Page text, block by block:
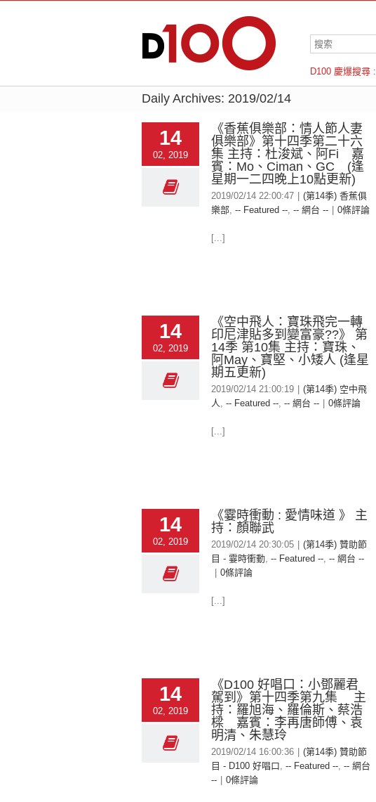
D100 慶爆搜尋 :
羅倫斯
Daily Archives: 2019/02/14
14
02, 2019
《香蕉俱樂部：情人節人妻
俱樂部》第十四季第二十六
集 主持：杜浚斌、阿Fi 嘉
賓：Mo、Ciman、GC (逢
星期一二四晚上10點更新)
2019/02/14 22:00:47
(第14季) 香蕉俱
樂部, -- Featured --, -- 網台 -- 0條評論
[...]
14
02, 2019
《空中飛人：寶珠飛完一轉
印尼津貼多到變富豪??》 第
14季 第10集 主持：寶珠、
阿May、寶堅、小矮人 (逢星
期五更新)
2019/02/14 21:00:19
(第14季) 空中飛
人, -- Featured --, -- 網台 -- 0條評論
[...]
14
02, 2019
《霎時衝動 : 愛情味道 》 主
持：顏聯武
2019/02/14 20:30:05
(第14季) 贊助節
目 - 霎時衝動, -- Featured --, -- 網台 --
0條評論
[...]
14
02, 2019
《D100 好唱口：小鄧麗君
駕到》第十四季第九集 主
持：羅旭海、羅倫斯、蔡浩
樑 嘉賓：李再唐師傅、袁
明清、朱慧玲
2019/02/14 16:00:36
(第14季) 贊助節
目 - D100 好唱口, -- Featured --, -- 網台
--
0條評論